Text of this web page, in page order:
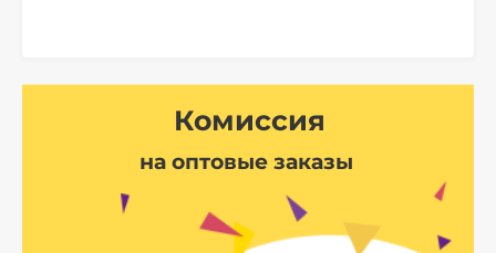
Комиссия
на оптовые заказы